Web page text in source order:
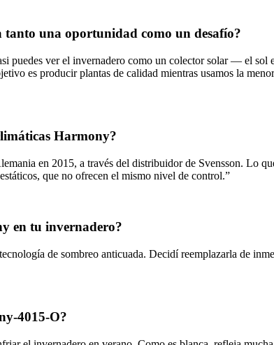
tanto una oportunidad como un desafío?
puedes ver el invernadero como un colector solar — el
es producir plantas de calidad mientras usamos la
Harmony?
en 2015, a través del distribuidor de Svensson. Lo
que no ofrecen el mismo nivel de control.”
en tu invernadero?
de sombreo anticuada. Decidí reemplazarla de
4015-O?